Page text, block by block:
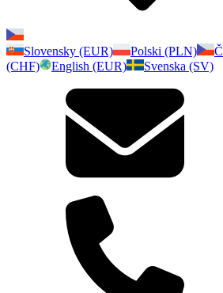
Slovensky (EUR)
Polski (PLN)
(CHF)
English (EUR) Svenska (SV)